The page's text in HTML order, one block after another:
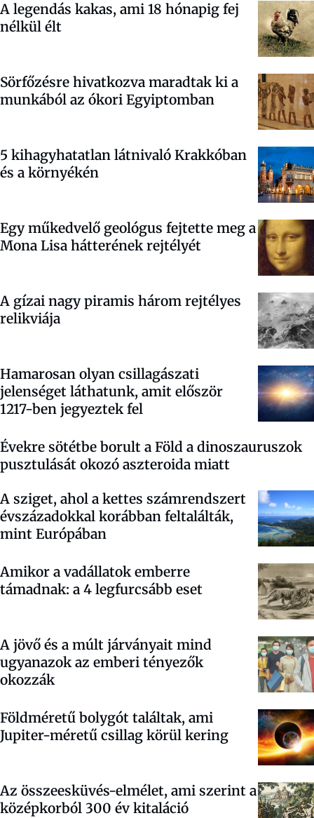
A legendás kakas, ami 18 hónapig fej
nélkül élt
Sörfőzésre hivatkozva maradtak ki a
munkából az ókori Egyiptomban
5 kihagyhatatlan látnivaló Krakkóban
és a környékén
Egy műkedvelő geológus fejtette meg a
Mona Lisa hátterének rejtélyét
A gízai nagy piramis három rejtélyes
relikviája
Hamarosan olyan csillagászati
jelenséget láthatunk, amit először
1217-ben jegyeztek fel
Évekre sötétbe borult a Föld a dinoszauruszok
pusztulását okozó aszteroida miatt
A sziget, ahol a kettes számrendszert
évszázadokkal korábban feltalálták,
mint Európában
Amikor a vadállatok emberre
támadnak: a 4 legfurcsább eset
A jövő és a múlt járványait mind
ugyanazok az emberi tényezők
okozzák
Földméretű bolygót találtak, ami
Jupiter-méretű csillag körül kering
Az összeesküvés-elmélet, ami szerint a
középkorból 300 év kitaláció